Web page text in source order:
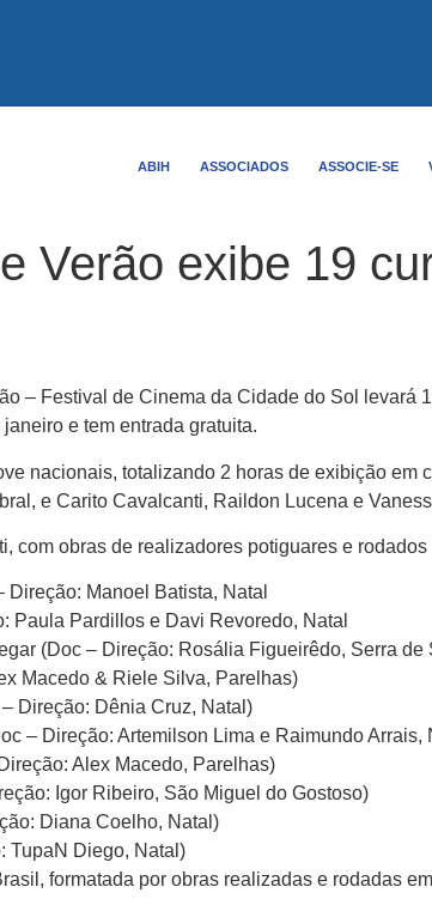
ABIH ASSOCIADOS ASSOCIE-SE
Verão exibe 19
– Festival de Cinema da Cidade do Sol
e tem entrada gratuita.
nacionais, totalizando 2 horas de exibição
e Carito Cavalcanti, Raildon Lucena e
com obras de realizadores potiguares e
Manoel Batista, Natal
Paula Pardillos e Davi Revoredo, Natal
(Doc – Direção: Rosália Figueirêdo, Serra de
Macedo & Riele Silva, Parelhas)
Direção: Dênia Cruz, Natal)
– Direção: Artemilson Lima e Raimundo Arrais,
Alex Macedo, Parelhas)
Igor Ribeiro, São Miguel do Gostoso)
Diana Coelho, Natal)
TupaN Diego, Natal)
formatada por obras realizadas e rodadas